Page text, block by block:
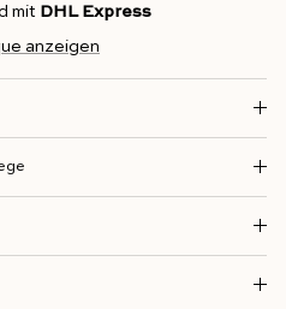
mit DHL Express
anzeigen